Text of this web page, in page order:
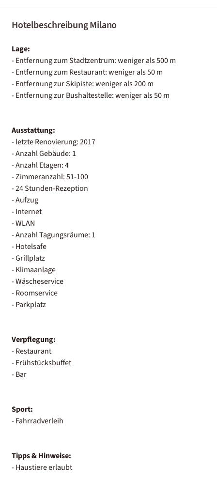
Hotelbeschreibung Milano
Lage:
- Entfernung zum Stadtzentrum: weniger als 500 m
- Entfernung zum Restaurant: weniger als 50 m
- Entfernung zur Skipiste: weniger als 200 m
- Entfernung zur Bushaltestelle: weniger als 50 m
Ausstattung:
- letzte Renovierung: 2017
- Anzahl Gebäude: 1
- Anzahl Etagen: 4
- Zimmeranzahl: 51-100
- 24 Stunden-Rezeption
- Aufzug
- Internet
- WLAN
- Anzahl Tagungsräume: 1
- Hotelsafe
- Grillplatz
- Klimaanlage
- Wäscheservice
- Roomservice
- Parkplatz
Verpflegung:
- Restaurant
- Frühstücksbuffet
- Bar
Sport:
- Fahrradverleih
Tipps & Hinweise:
- Haustiere erlaubt